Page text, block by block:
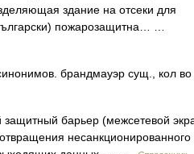
здание на отсеки для
пожарозащитна… …
брандмауэр сущ., кол во
барьер (межсетевой
несанкционированного